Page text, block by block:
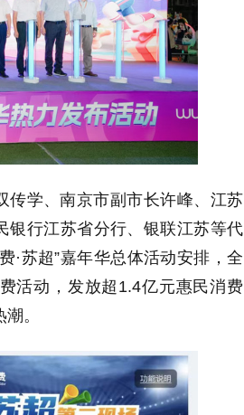
传学、南京市副市长许峰、江苏
银行江苏省分行、银联江苏等代
·苏超”嘉年华总体活动安排，全
活动，发放超1.4亿元惠民消费
。